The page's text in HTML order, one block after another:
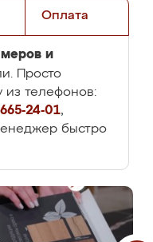
Оплата
и
Просто
из телефонов:
24-01,
быстро